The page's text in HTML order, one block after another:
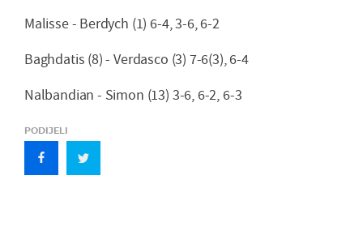
Malisse - Berdych (1) 6-4, 3-6, 6-2
Baghdatis (8) - Verdasco (3) 7-6(3), 6-4
Nalbandian - Simon (13) 3-6, 6-2, 6-3
PODIJELI